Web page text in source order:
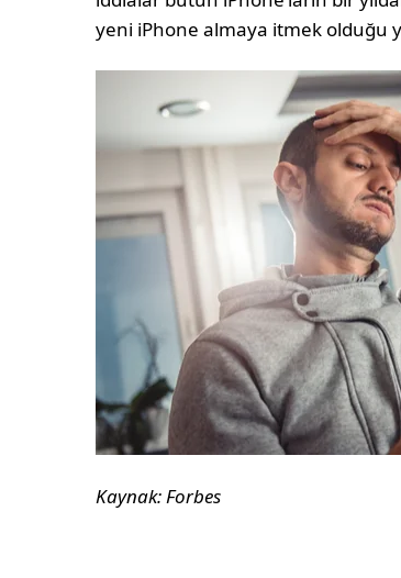
yeni iPhone almaya itmek olduğu
Kaynak: Forbes